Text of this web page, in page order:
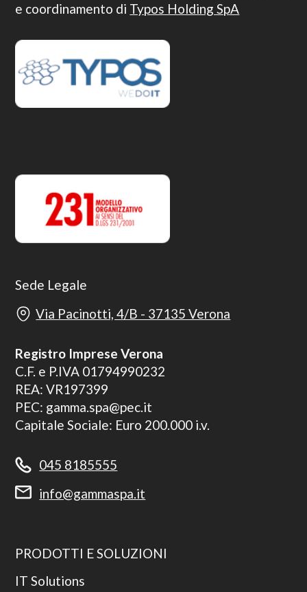
e coordinamento di Typos Holding SpA
Sede Legale
Via Pacinotti, 4/B - 37135 Verona
Registro Imprese Verona
C.F. e P.IVA 01794990232
REA: VR197399
PEC: gamma.spa@pec.it
Capitale Sociale: Euro 200.000 i.v.
045 8185555
info@gammaspa.it
PRODOTTI E SOLUZIONI
IT Solutions